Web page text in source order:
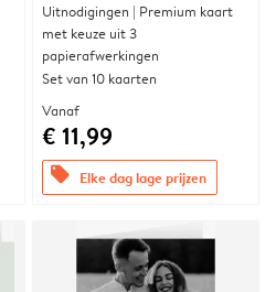
Uitnodigingen | Premium kaart
met keuze uit 3
papierafwerkingen
Set van 10 kaarten
Vanaf
€ 11,99
offers Elke dag lage prijzen